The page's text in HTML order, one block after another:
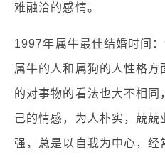
难融洽的感情。
1997年属牛最佳结婚时间
属牛的人和属狗的人性格方
的对事物的看法也大不相同
己的情感，为人朴实，兢
强，总是以自我为中心，经